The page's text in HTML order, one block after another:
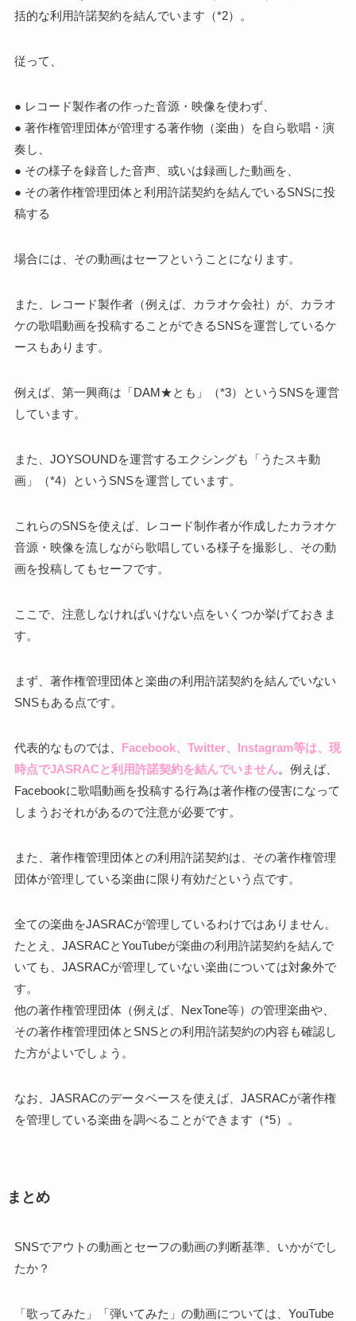
括的な利用許諾契約を結んでいます（*2）。
従って、
● レコード製作者の作った音源・映像を使わず、
● 著作権管理団体が管理する著作物（楽曲）を自ら歌唱・演
奏し、
● その様子を録音した音声、或いは録画した動画を、
● その著作権管理団体と利用許諾契約を結んでいるSNSに投
稿する
場合には、その動画はセーフということになります。
また、レコード製作者（例えば、カラオケ会社）が、カラオ
ケの歌唱動画を投稿することができるSNSを運営しているケ
ースもあります。
例えば、第一興商は「DAM★とも」（*3）というSNSを運営
しています。
また、JOYSOUNDを運営するエクシングも「うたスキ動
画」（*4）というSNSを運営しています。
これらのSNSを使えば、レコード制作者が作成したカラオケ
音源・映像を流しながら歌唱している様子を撮影し、その動
画を投稿してもセーフです。
ここで、注意しなければいけない点をいくつか挙げておきま
す。
まず、著作権管理団体と楽曲の利用許諾契約を結んでいない
SNSもある点です。
代表的なものでは、 Facebook、Twitter、Instagram等は、現
時点でJASRACと利用許諾契約を結んでいません。例えば、
Facebookに歌唱動画を投稿する行為は著作権の侵害になって
しまうおそれがあるので注意が必要です。
また、著作権管理団体との利用許諾契約は、その著作権管理
団体が管理している楽曲に限り有効だという点です。
全ての楽曲をJASRACが管理しているわけではありません。
たとえ、JASRACとYouTubeが楽曲の利用許諾契約を結んで
いても、JASRACが管理していない楽曲については対象外で
す。
他の著作権管理団体（例えば、NexTone等）の管理楽曲や、
その著作権管理団体とSNSとの利用許諾契約の内容も確認し
た方がよいでしょう。
なお、JASRACのデータベースを使えば、JASRACが著作権
を管理している楽曲を調べることができます（*5）。
まとめ
SNSでアウトの動画とセーフの動画の判断基準、いかがでし
たか？
「歌ってみた」「弾いてみた」の動画については、YouTube